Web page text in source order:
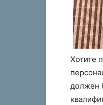
Хотите
должен